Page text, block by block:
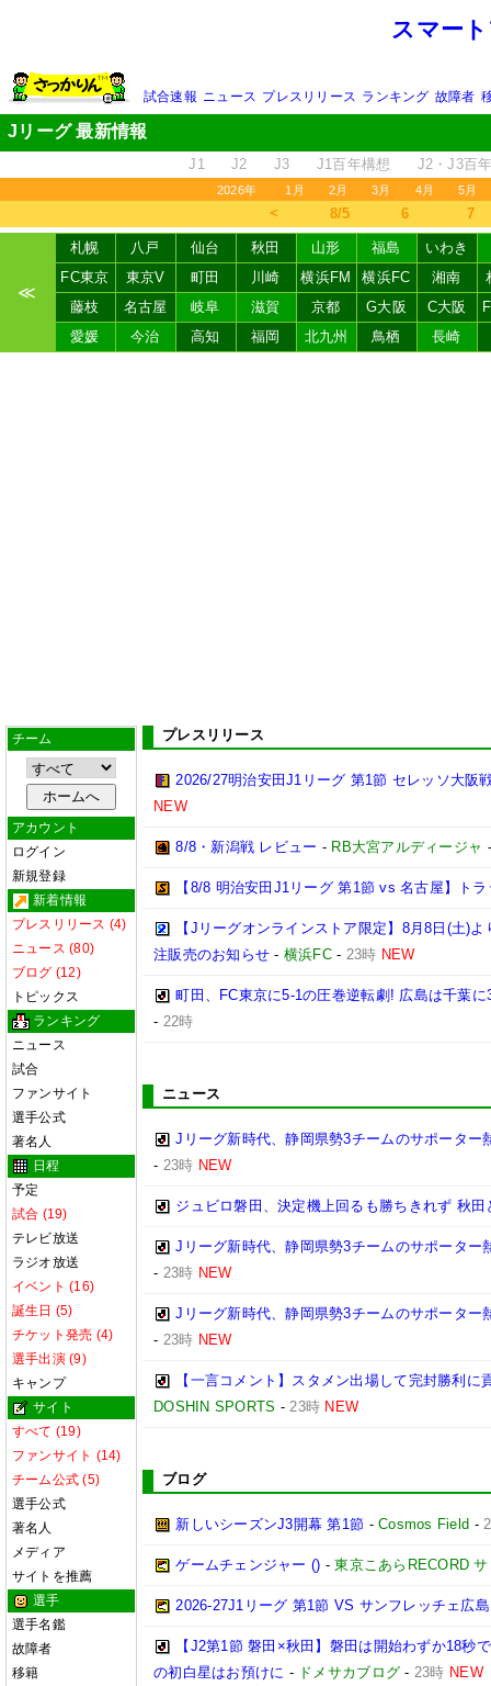
スマー
試合速報 ニュース プレスリリース ランキング 故障者
Jリーグ 最新情報
J1 J2 J3 J1百年構想 J2・J3百
2026年 1月 2月 3月 4月 5月
＜ 8/5 6 7
≪
札幌 八戸 仙台 秋田 山形 福島
いわき
FC東京
東京V 町田 川崎 横浜FM 横浜FC 湘南
藤枝
名古屋 岐阜 滋賀 京都 G大阪 C大阪
愛媛
今治 高知 福岡 北九州 鳥栖 長崎
チーム
アカウント
ログイン
新規登録
新着情報
プレスリリース (4)
ニュース (80)
ブログ (12)
トピックス
ランキング
ニュース
試合
ファンサイト
選手公式
著名人
日程
予定
試合 (19)
テレビ放送
ラジオ放送
イベント (16)
誕生日 (5)
チケット発売 (4)
選手出演 (9)
キャンプ
サイト
すべて (19)
ファンサイト (14)
チーム公式 (5)
選手公式
著名人
メディア
サイトを推薦
選手
選手名鑑
故障者
移籍
プレスリリース
2026/27明治安田J1リーグ 第1節 セレッソ大阪
NEW
8/8・新潟戦 レビュー - RB大宮アルディージャ
【8/8 明治安田J1リーグ 第1節 vs 名古屋】ト
【Jリーグオンラインストア限定】8月8日(土)
注販売のお知らせ - 横浜FC - 23時 NEW
町田、FC東京に5-1の圧巻逆転劇! 広島は千葉
- 22時
ニュース
Jリーグ新時代、静岡県勢3チームのサポータ
- 23時 NEW
ジュビロ磐田、決定機上回るも勝ちきれず 秋
Jリーグ新時代、静岡県勢3チームのサポータ
- 23時 NEW
Jリーグ新時代、静岡県勢3チームのサポータ
- 23時 NEW
【一言コメント】スタメン出場して完封勝利
DOSHIN SPORTS -23時 NEW
ブログ
新しいシーズンJ3開幕 第1節 -Cosmos Field -
ゲームチェンジャー () -東京こあらRECORD
2026‐27J1リーグ 第1節 VS サンフレッチェ広島
【J2第1節 磐田×秋田】磐田は開始わずか18秒
の初白星はお預けに - ドメサカブログ - 23時 NEW